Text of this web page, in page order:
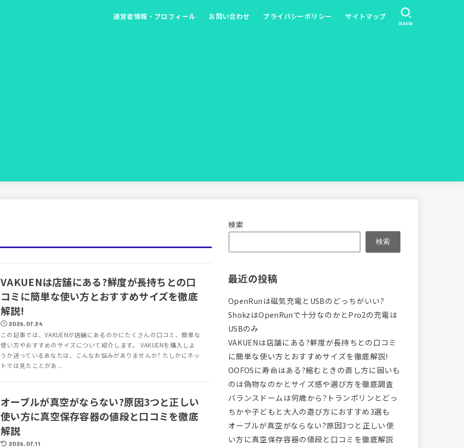
運営者情報・プロフィール お問い合わせ プライバシーポリシー サイトマップ
SEARCH
VAKUENは店舗にある?鮮度が長持ちとの口
コミに簡単な使い方とおすすめサイズを徹底
解説!
2026.07.24
この記事では、VAKUENが店舗にあるのかにたくさんの口コミ、簡単な
使い方やおすすめのサイズについて紹介します。 VAKUENを購入しよ
うか迷っているあなたは、こんなお悩みがありませんか? たしかにネッ
トでは見たことがあ...
オーブルが真空がならない?原因3つと正しい
使い方に真空保存容器の値段と口コミを徹底
解説
2026.07.11
検索
検索
最近の投稿
OpenRunは磁気充電とUSBのどっちがいい?
ShokzはOpenRunで十分なのかとPro2の充電は
USBのみ
VAKUENは店舗にある?鮮度が長持ちとの口コミ
に簡単な使い方とおすすめサイズを徹底解説!
OOFOSに寿命はある?縮むときの直し方に固いも
のは偽物なのかとサイズ感や選び方を徹底調査
バランスドームは何歳から?トランポリンとどっ
ちかや子どもと大人の遊び方におすすめ3選も
オーブルが真空がならない?原因3つと正しい使
い方に真空保存容器の値段と口コミを徹底解説